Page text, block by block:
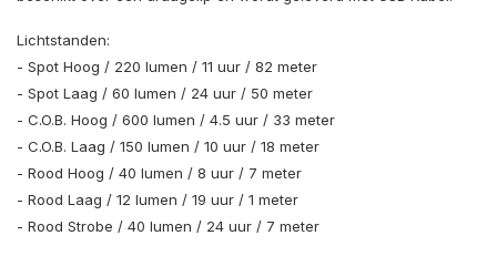
Lichtstanden:
- Spot Hoog / 220 lumen / 11 uur / 82 meter
- Spot Laag / 60 lumen / 24 uur / 50 meter
- C.O.B. Hoog / 600 lumen / 4.5 uur / 33 meter
- C.O.B. Laag / 150 lumen / 10 uur / 18 meter
- Rood Hoog / 40 lumen / 8 uur / 7 meter
- Rood Laag / 12 lumen / 19 uur / 1 meter
- Rood Strobe / 40 lumen / 24 uur / 7 meter